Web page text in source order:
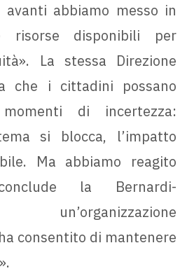
abbiamo messo in
disponibili per
La stessa Direzione
che i cittadini possano
di incertezza:
si blocca, l’impatto
Ma abbiamo reagito
la Bernardi-
un’organizzazione
consentito di mantenere